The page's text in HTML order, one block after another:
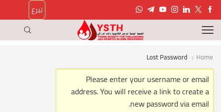
تبرع
Home
Lost Password
Please enter your username or email
address. You will receive a link to create a
new password via email.